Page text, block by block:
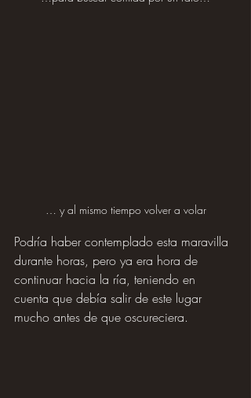
… y al mismo tiempo volver a volar
Podría haber contemplado esta maravilla
durante horas, pero ya era hora de
continuar hacia la ría, teniendo en
cuenta que debía salir de este lugar
mucho antes de que oscureciera.